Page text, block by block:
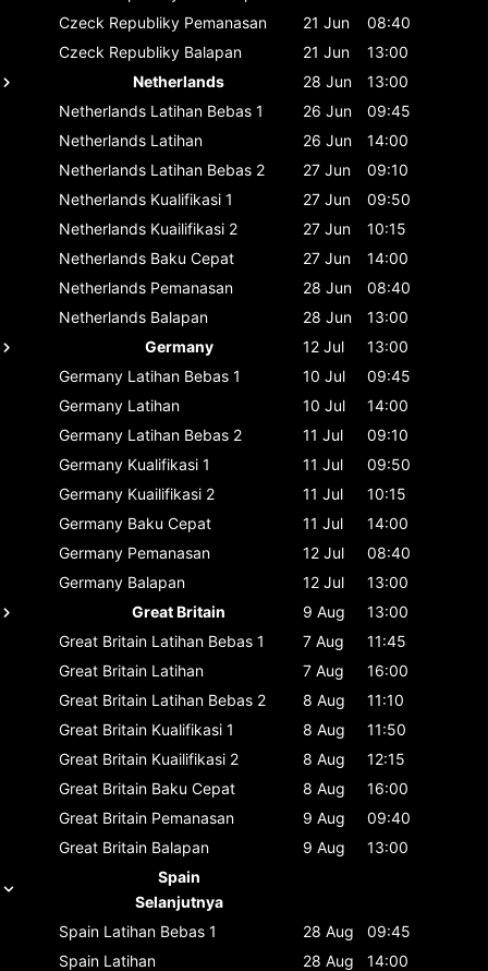
Czeck Republiky Pemanasan 21 Jun
08:40
Czeck Republiky Balapan 21 Jun
13:00
Netherlands
28 Jun
13:00
Netherlands Latihan Bebas 1 26 Jun
09:45
Netherlands Latihan 26 Jun
14:00
Netherlands Latihan Bebas 2 27 Jun
09:10
Netherlands Kualifikasi 1 27 Jun
09:50
Netherlands Kuailifikasi 2 27 Jun
10:15
Netherlands Baku Cepat 27 Jun
14:00
Netherlands Pemanasan 28 Jun
08:40
Netherlands Balapan 28 Jun
13:00
Germany
12 Jul
13:00
Germany Latihan Bebas 1 10 Jul
09:45
Germany Latihan 10 Jul
14:00
Germany Latihan Bebas 2 11 Jul
09:10
Germany Kualifikasi 1 11 Jul
09:50
Germany Kuailifikasi 2 11 Jul
10:15
Germany Baku Cepat 11 Jul
14:00
Germany Pemanasan 12 Jul
08:40
Germany Balapan 12 Jul
13:00
Great Britain
9 Aug
13:00
Great Britain Latihan Bebas 1 7 Aug
11:45
Great Britain Latihan 7 Aug
16:00
Great Britain Latihan Bebas 2 8 Aug
11:10
Great Britain Kualifikasi 1 8 Aug
11:50
Great Britain Kuailifikasi 2 8 Aug
12:15
Great Britain Baku Cepat 8 Aug
16:00
Great Britain Pemanasan 9 Aug
09:40
Great Britain Balapan 9 Aug
13:00
Spain
Selanjutnya
Spain Latihan Bebas 1 28 Aug
09:45
Spain Latihan 28 Aug
14:00